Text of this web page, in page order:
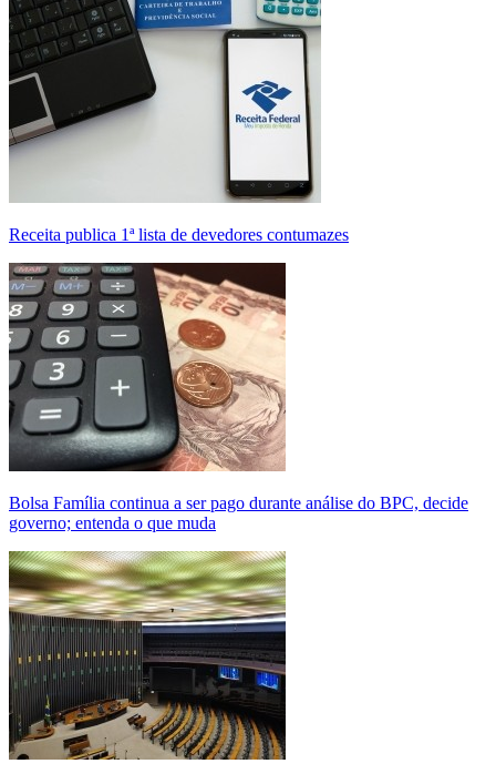
Receita publica 1ª lista de devedores contumazes
Bolsa Família continua a ser pago durante análise do BPC, decide
governo; entenda o que muda